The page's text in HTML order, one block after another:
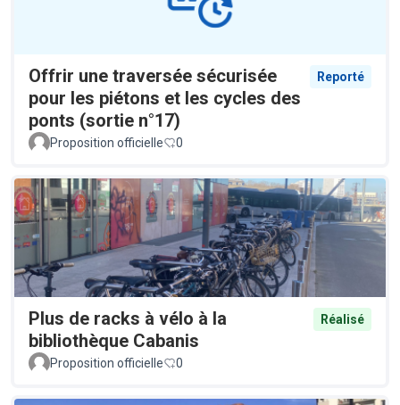
Offrir une traversée sécurisée
pour les piétons et les cycles des
ponts (sortie n°17)
Reporté
Proposition officielle 0
Plus de racks à vélo à la
bibliothèque Cabanis
Réalisé
Proposition officielle 0